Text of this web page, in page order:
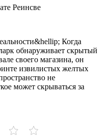
Реинсве
Когда
обнаруживает скрытый
своего магазина, он
извилистых желтых
не
может скрываться за